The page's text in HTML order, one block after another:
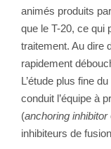
animés produits
que le T-20, ce qui
traitement. Au dire
rapidement
L’étude plus fine
conduit l’équipe à
(anchoring inhibitor
inhibiteurs de